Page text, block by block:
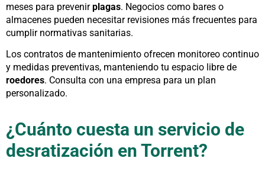
meses para prevenirplagas. Negocios como bares o
almacenes pueden necesitar revisiones más frecuentes para
cumplir normativas sanitarias.
Los contratos de mantenimiento ofrecen monitoreo continuo
y medidas preventivas, manteniendo tu espacio libre de
roedores. Consulta con una empresa para un plan
personalizado.
¿Cuánto cuesta un servicio de
desratización en Torrent?